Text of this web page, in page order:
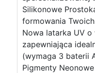
Silikonowe
formowania
Nowa latarka UV o
zapewniająca
(wymaga 3 baterii
Pigmenty